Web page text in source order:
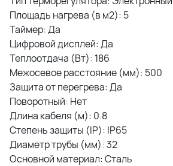
Площадь нагрева (в м2): 5
Таймер: Да
Цифровой дисплей: Да
Теплоотдача (Вт): 186
Межосевое расстояние (мм): 500
Защита от перегрева: Да
Поворотный: Нет
Длина кабеля (м): 0.8
Степень защиты (IP): IP65
Диаметр трубы (мм): 32
Основной материал: Сталь